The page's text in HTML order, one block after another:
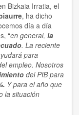
Bizkaia Irratia, el
, ha dicho
día a día
“en general, la
. La reciente
para
empleo. Nosotros
del PIB para
Y para el año que
la situación